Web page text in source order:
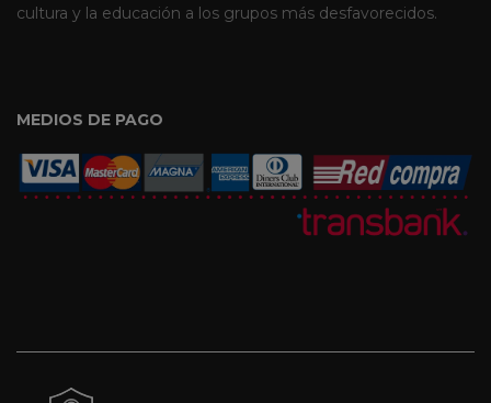
cultura y la educación a los grupos más desfavorecidos.
MEDIOS DE PAGO